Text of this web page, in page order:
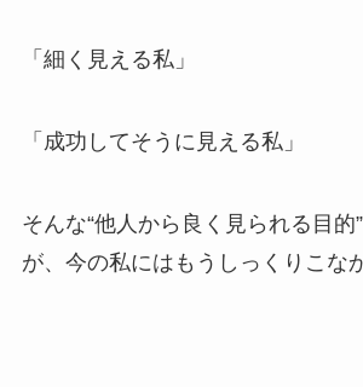
「細く見える私」
「成功してそうに見える私」
そんな“他人から良く見られる目的
が、今の私にはもうしっくりこな